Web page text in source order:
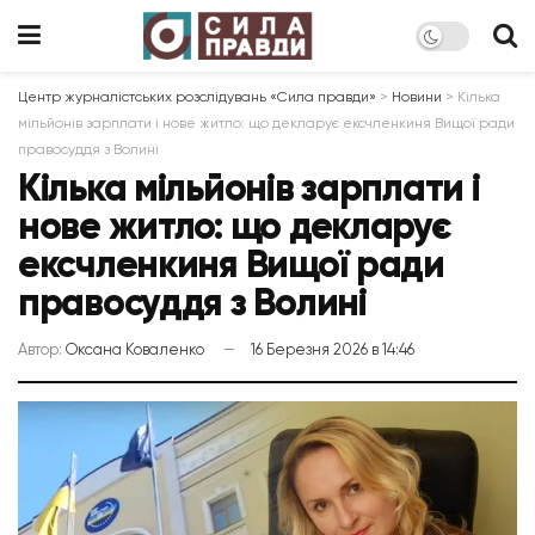
Центр журналістських розслідувань «Сила правди» > Новини > Кілька
мільйонів зарплати і нове житло: що декларує ексчленкиня Вищої ради
правосуддя з Волині
Кілька мільйонів зарплати і
нове житло: що декларує
ексчленкиня Вищої ради
правосуддя з Волині
Автор: Оксана Коваленко 16 Березня 2026 в 14:46